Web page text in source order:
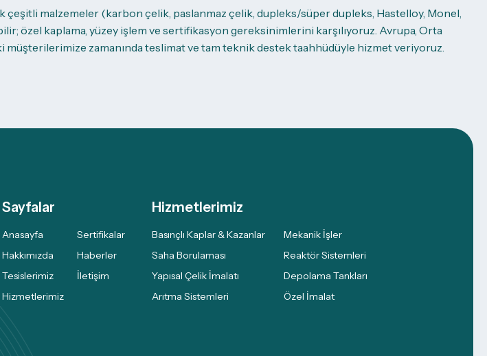
çeşitli malzemeler (karbon çelik, paslanmaz çelik, dupleks/süper dupleks, Hastelloy, Monel,
özel kaplama, yüzey işlem ve sertifikasyon gereksinimlerini karşılıyoruz. Avrupa, Orta
zamanında teslimat ve tam teknik destek taahhüdüyle hizmet veriyoruz.
Sayfalar
Anasayfa
Hakkımızda
Tesislerimiz
Hizmetlerimiz
Sertifikalar
Haberler
İletişim
Hizmetlerimiz
Basınçlı Kaplar & Kazanlar
Saha Borulaması
Yapısal Çelik İmalatı
Arıtma Sistemleri
Mekanik İşler
Reaktör Sistemleri
Depolama Tankları
Özel İmalat